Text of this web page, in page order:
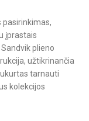
pasirinkimas,
įprastais
plieno
užtikrinančia
tarnauti
kolekcijos